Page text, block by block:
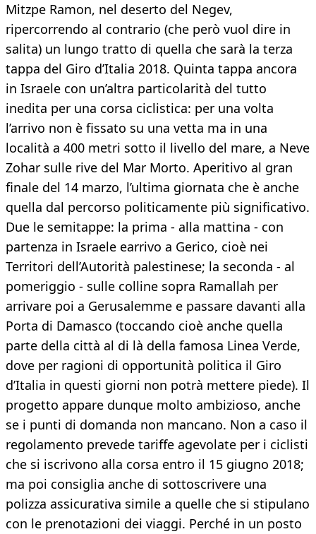
Mitzpe Ramon, nel deserto del Negev,
ripercorrendo al contrario (che però vuol dire in
salita) un lungo tratto di quella che sarà la terza
tappa del Giro d’Italia 2018. Quinta tappa ancora
in Israele con un’altra particolarità del tutto
inedita per una corsa ciclistica: per una volta
l’arrivo non è fissato su una vetta ma in una
località a 400 metri sotto il livello del mare, a Neve
Zohar sulle rive del Mar Morto. Aperitivo al gran
finale del 14 marzo, l’ultima giornata che è anche
quella dal percorso politicamente più significativo.
Due le semitappe: la prima - alla mattina - con
partenza in Israele earrivo a Gerico, cioè nei
Territori dell’Autorità palestinese; la seconda - al
pomeriggio - sulle colline sopra Ramallah per
arrivare poi a Gerusalemme e passare davanti alla
Porta di Damasco (toccando cioè anche quella
parte della città al di là della famosa Linea Verde,
dove per ragioni di opportunità politica il Giro
d’Italia in questi giorni non potrà mettere piede). Il
progetto appare dunque molto ambizioso, anche
se i punti di domanda non mancano. Non a caso il
regolamento prevede tariffe agevolate per i ciclisti
che si iscrivono alla corsa entro il 15 giugno 2018;
ma poi consiglia anche di sottoscrivere una
polizza assicurativa simile a quelle che si stipulano
con le prenotazioni dei viaggi. Perché in un posto